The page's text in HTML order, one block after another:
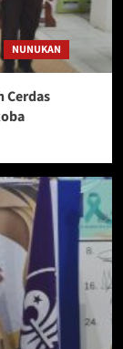
NUNUKAN
Cerdas